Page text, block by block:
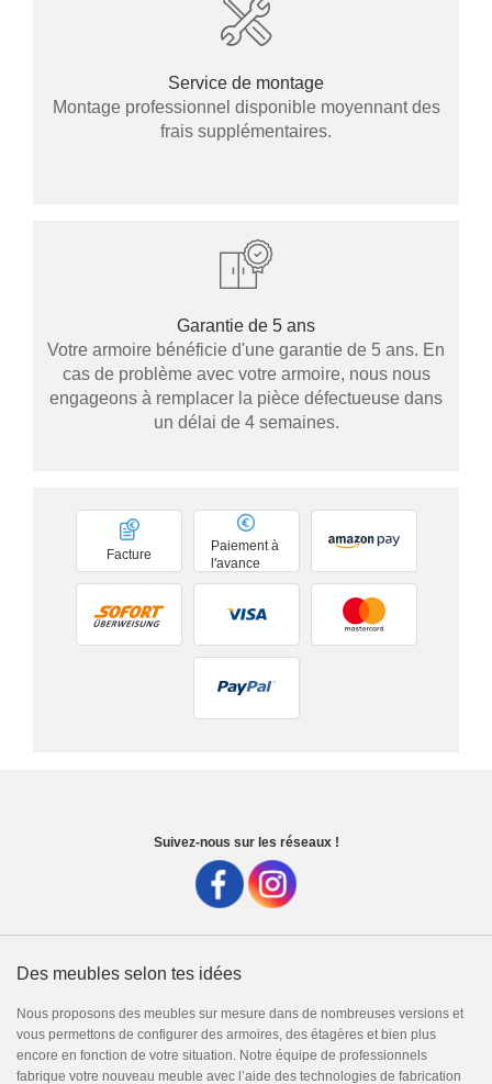
Service de montage
Montage professionnel disponible moyennant des
frais supplémentaires.
Garantie de 5 ans
Votre armoire bénéficie d'une garantie de 5 ans. En
cas de problème avec votre armoire, nous nous
engageons à remplacer la pièce défectueuse dans
un délai de 4 semaines.
Paiement à
l'avance
Facture
Suivez-nous sur les réseaux !
Des meubles selon tes idées
Nous proposons des meubles sur mesure dans de nombreuses versions et
vous permettons de configurer des armoires, des étagères et bien plus
encore en fonction de votre situation. Notre équipe de professionnels
fabrique votre nouveau meuble avec l’aide des technologies de fabrication